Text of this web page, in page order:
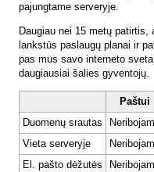
pajungtame serveryje.
Daugiau nei 15 metų
lankstūs paslaugų planai ir
pas mus savo interneto
daugiausiai šalies gyventojų.
Paštui
Duomenų srautas
Vieta serveryje
El. pašto dėžutės